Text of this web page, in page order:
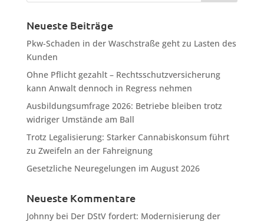
Neueste Beiträge
Pkw-Schaden in der Waschstraße geht zu Lasten des
Kunden
Ohne Pflicht gezahlt – Rechtsschutzversicherung
kann Anwalt dennoch in Regress nehmen
Ausbildungsumfrage 2026: Betriebe bleiben trotz
widriger Umstände am Ball
Trotz Legalisierung: Starker Cannabiskonsum führt
zu Zweifeln an der Fahreignung
Gesetzliche Neuregelungen im August 2026
Neueste Kommentare
Johnnybei Der DStV fordert: Modernisierung der